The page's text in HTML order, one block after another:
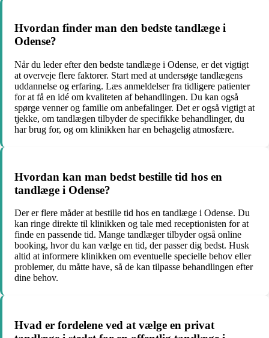
Hvordan finder man den bedste tandlæge i
Odense?
Når du leder efter den bedste tandlæge i Odense, er det vigtigt
at overveje flere faktorer. Start med at undersøge tandlægens
uddannelse og erfaring. Læs anmeldelser fra tidligere patienter
for at få en idé om kvaliteten af behandlingen. Du kan også
spørge venner og familie om anbefalinger. Det er også vigtigt at
tjekke, om tandlægen tilbyder de specifikke behandlinger, du
har brug for, og om klinikken har en behagelig atmosfære.
Hvordan kan man bedst bestille tid hos en
tandlæge i Odense?
Der er flere måder at bestille tid hos en tandlæge i Odense. Du
kan ringe direkte til klinikken og tale med receptionisten for at
finde en passende tid. Mange tandlæger tilbyder også online
booking, hvor du kan vælge en tid, der passer dig bedst. Husk
altid at informere klinikken om eventuelle specielle behov eller
problemer, du måtte have, så de kan tilpasse behandlingen efter
dine behov.
Hvad er fordelene ved at vælge en privat